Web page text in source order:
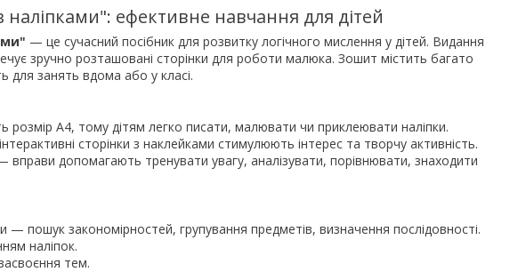
ефективне навчання для дітей
— це сучасний посібник для розвитку логічного мислення у дітей. Видання
зручно розташовані сторінки для роботи малюка. Зошит містить багато
для занять вдома або у класі.
розмір А4, тому дітям легко писати, малювати чи приклеювати наліпки.
сторінки з наклейками стимулюють інтерес та творчу активність.
вправи допомагають тренувати увагу, аналізувати, порівнювати, знаходити
— пошук закономірностей, групування предметів, визначення послідовності.
наліпок.
тем.